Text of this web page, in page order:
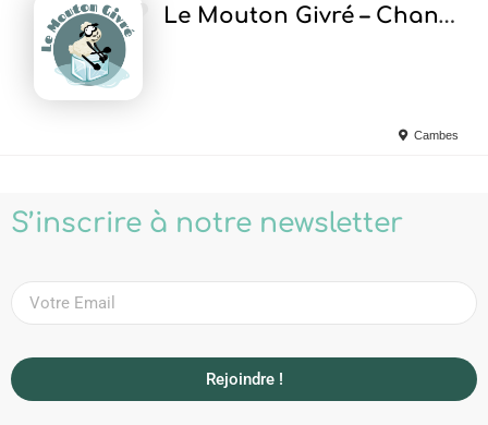
Le Mouton Givré – Chanvre and co
Cambes
S’inscrire à notre newsletter
Rejoindre !